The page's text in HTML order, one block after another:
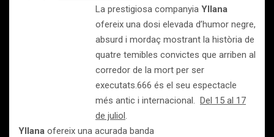
La prestigiosa companyia Yllana
ofereix una dosi elevada d’humor negre,
absurd i mordaç mostrant la història de
quatre temibles convictes que arriben al
corredor de la mort per ser
executats.666 és el seu espectacle
més antic i internacional. Del 15 al 17
de juliol.
Yllana ofereix una acurada banda